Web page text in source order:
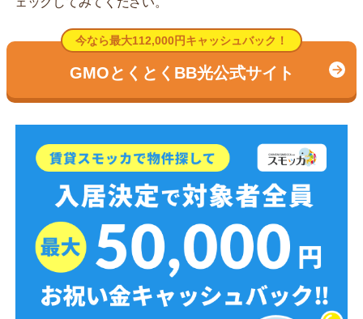
今なら最大112,000円キャッシュバック！
GMOとくとくBB光公式サイト